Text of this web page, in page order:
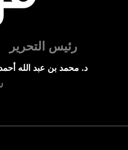
رئيس التحرير
د. محمد بن عبد الله